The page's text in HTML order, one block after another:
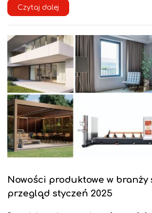
Czytaj dalej
Nowości produktowe w branży
przegląd styczeń 2025